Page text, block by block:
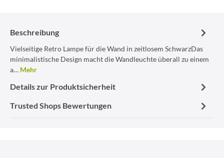
Beschreibung
Vielseitige Retro Lampe für die Wand in zeitlosem SchwarzDas
minimalistische Design macht die Wandleuchte überall zu einem
a… Mehr
Details zur Produktsicherheit
Trusted Shops Bewertungen